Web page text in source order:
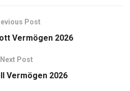
Post
Vermögen 2026
Next Post
Vermögen 2026